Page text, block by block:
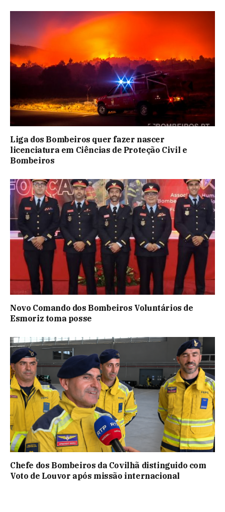
Liga dos Bombeiros quer fazer nascer
licenciatura em Ciências de Proteção Civil e
Bombeiros
Novo Comando dos Bombeiros Voluntários de
Esmoriz toma posse
Chefe dos Bombeiros da Covilhã distinguido com
Voto de Louvor após missão internacional